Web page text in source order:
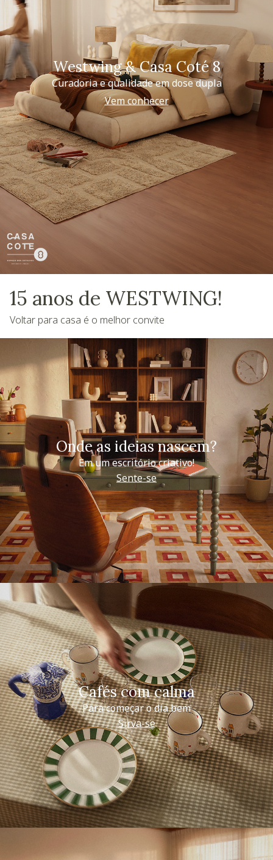
Westwing & Casa Coté 8
Curadoria e qualidade em dose dupla
Vem conhecer
15 anos de WESTWING!
Voltar para casa é o melhor convite
Onde as ideias nascem?
Em um escritório criativo!
Sente-se
Cafés com calma
Para começar o dia bem
Sirva-se